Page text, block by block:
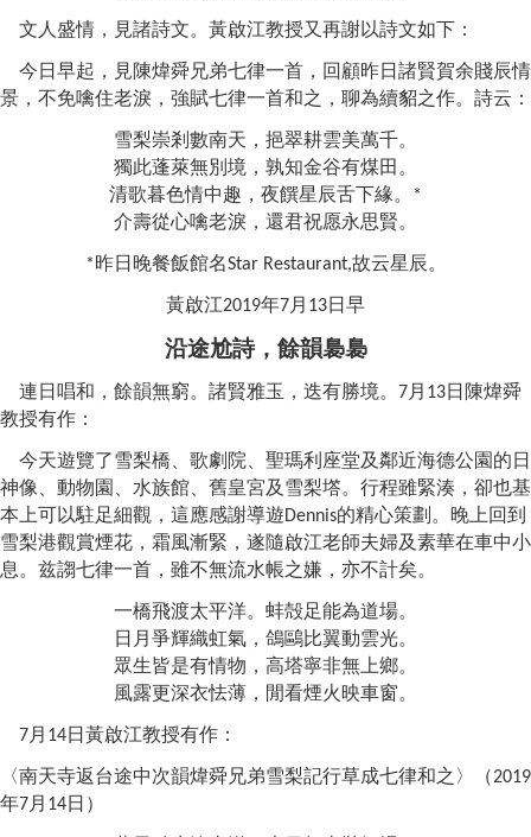
文人盛情，見諸詩文。黃啟江教授又再謝以詩文如下：
今日早起，見陳煒舜兄弟七律一首，回顧昨日諸賢賀余賤辰情
景，不免噙住老淚，強賦七律一首和之，聊為續貂之作。詩云：
雪梨崇剎數南天，挹翠耕雲美萬千。
獨此蓬萊無別境，孰知金谷有煤田。
清歌暮色情中趣，夜饌星辰舌下緣。
*
介壽從心噙老淚，還君祝愿永思賢。
*昨日晚餐飯館名Star Restaurant,故云星辰。
黃啟江2019年7月 13日 早
沿途尬詩，餘韻裊裊
連日唱和，餘韻無窮。諸賢雅玉，迭有勝境。 7月 13日 陳煒舜
教授有作 ：
今天遊覽了雪梨橋、歌劇院、聖瑪利座堂及鄰近海德公園的日
神像、動物園、水族館、舊皇宮及雪梨㙮。行程雖緊湊，卻也基
本上可以駐足細觀，這應感謝導遊Dennis的精心策劃。晚上回到
雪梨港觀賞煙花，霜風漸緊，遂隨啟江老師夫婦及素華在車中小
息。兹謅七律一首，雖不無流水帳之嫌，亦不計矣。
一橋飛渡太平洋。蚌殻足能為道場。
日月爭輝織虹氣，鴿鷗比翼動雲光。
眾生皆是有情物，高塔寧非無上鄉。
風露更深衣怯薄，閒看煙火映車窗。
7月 14日 黃啟江教授有作 ：
〈南天寺返台途中次韻煒舜兄弟雪梨記行草成七律和之 〉 （2019
年7月 14日 ）